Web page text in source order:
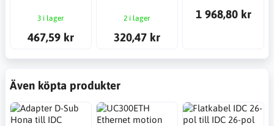
3 i lager
467,59 kr
2 i lager
320,47 kr
1 968,80 kr
Även köpta produkter